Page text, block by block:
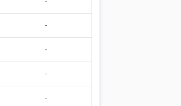
-
-
-
-